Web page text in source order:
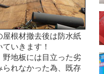
屋根材撤去後は防水紙
ていきます！
野地板には目立った劣
られなかった為、既存